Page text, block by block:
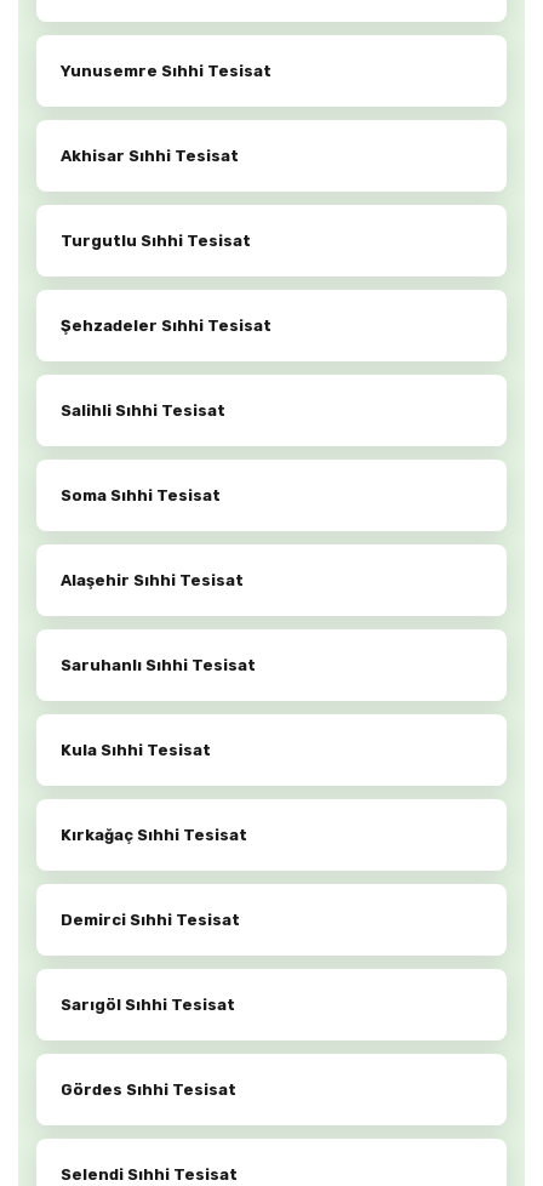
Yunusemre Sıhhi Tesisat
Akhisar Sıhhi Tesisat
Turgutlu Sıhhi Tesisat
Şehzadeler Sıhhi Tesisat
Salihli Sıhhi Tesisat
Soma Sıhhi Tesisat
Alaşehir Sıhhi Tesisat
Saruhanlı Sıhhi Tesisat
Kula Sıhhi Tesisat
Kırkağaç Sıhhi Tesisat
Demirci Sıhhi Tesisat
Sarıgöl Sıhhi Tesisat
Gördes Sıhhi Tesisat
Selendi Sıhhi Tesisat